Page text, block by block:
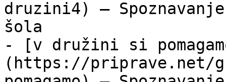
druzini4) —
šola
- [v družini si
(https://priprave.net/